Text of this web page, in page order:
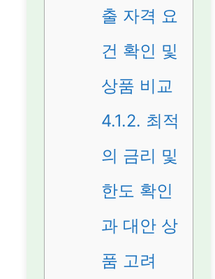
출 자격 요
건 확인 및
상품 비교
4.1.2. 최적
의 금리 및
한도 확인
과 대안 상
품 고려